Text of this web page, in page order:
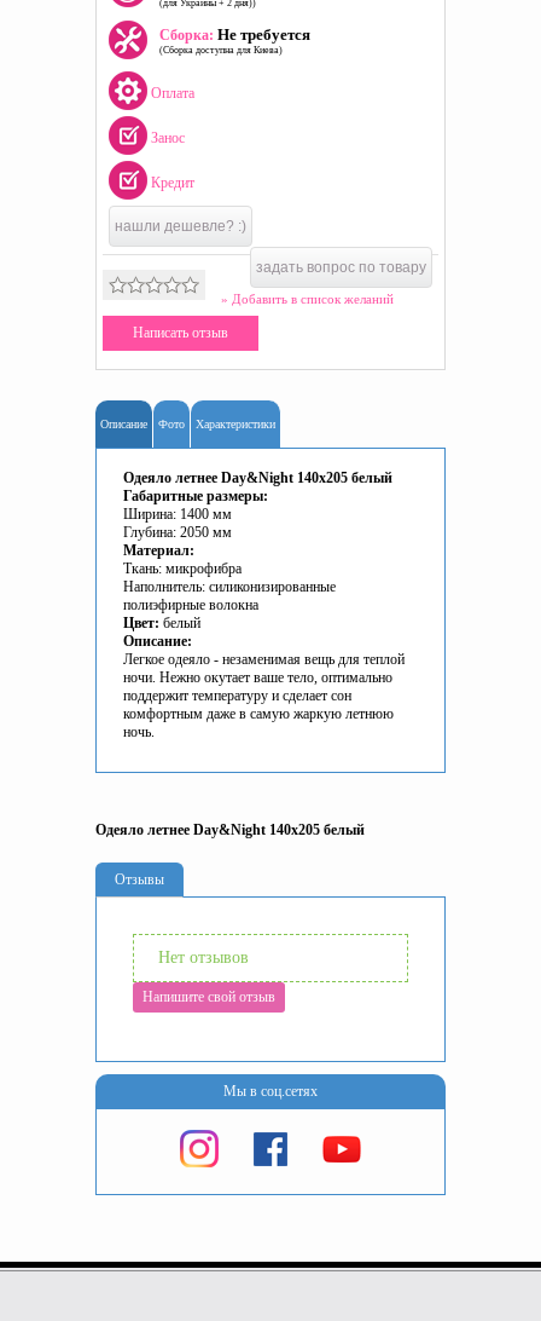
(для Украины + 2 дня))
Сборка: Не требуется
(Сборка доступна для Киева)
Оплата
Занос
Кредит
нашли дешевле? :)
задать вопрос по товару
» Добавить в список желаний
Написать отзыв
Описание Фото Характеристики
Одеяло летнее Day&Night 140х205 белый
Габаритные размеры:
Ширина: 1400 мм
Глубина: 2050 мм
Материал:
Ткань: микрофибра
Наполнитель: силиконизированные
полиэфирные волокна
Цвет: белый
Описание:
Легкое одеяло - незаменимая вещь для теплой
ночи. Нежно окутает ваше тело, оптимально
поддержит температуру и сделает сон
комфортным даже в самую жаркую летнюю
ночь.
Одеяло летнее Day&Night 140х205 белый
Отзывы
Нет отзывов
Напишите свой отзыв
Мы в соц.сетях